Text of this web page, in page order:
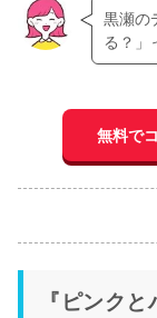
黒瀬の
る？」
無料で
『ピンク